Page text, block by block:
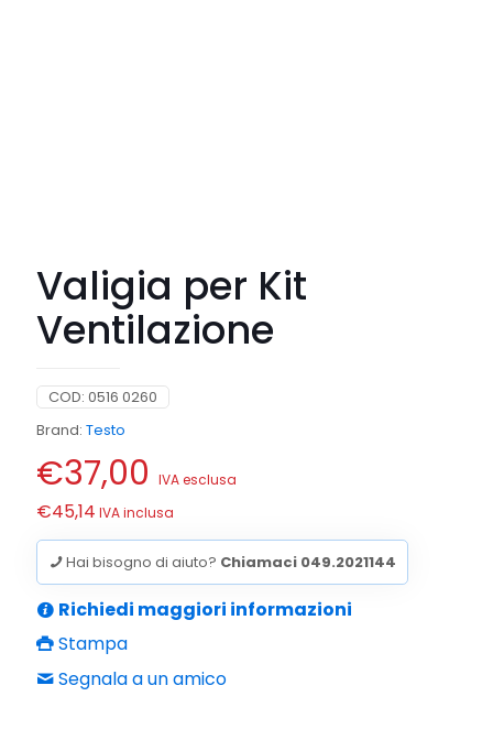
Valigia per Kit
Ventilazione
COD: 0516 0260
Brand: Testo
€37,00 IVA esclusa
€45,14 IVA inclusa
Hai bisogno di aiuto? Chiamaci 049.2021144
Richiedi maggiori informazioni
Stampa
Segnala a un amico